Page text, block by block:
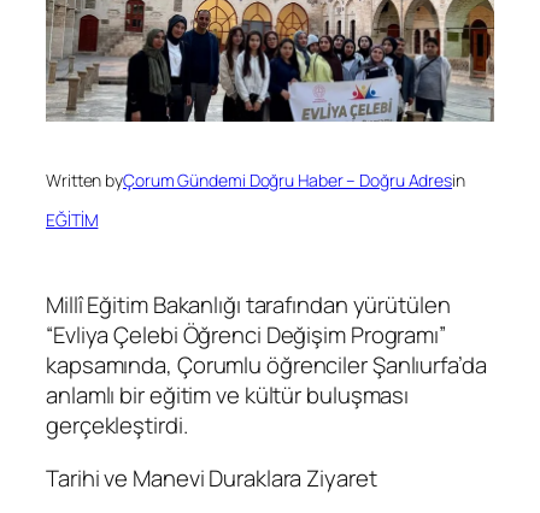
Written byÇorum Gündemi Doğru Haber – Doğru Adresin
EĞİTİM
Millî Eğitim Bakanlığı tarafından yürütülen
“Evliya Çelebi Öğrenci Değişim Programı”
kapsamında, Çorumlu öğrenciler Şanlıurfa’da
anlamlı bir eğitim ve kültür buluşması
gerçekleştirdi.
Tarihi ve Manevi Duraklara Ziyaret